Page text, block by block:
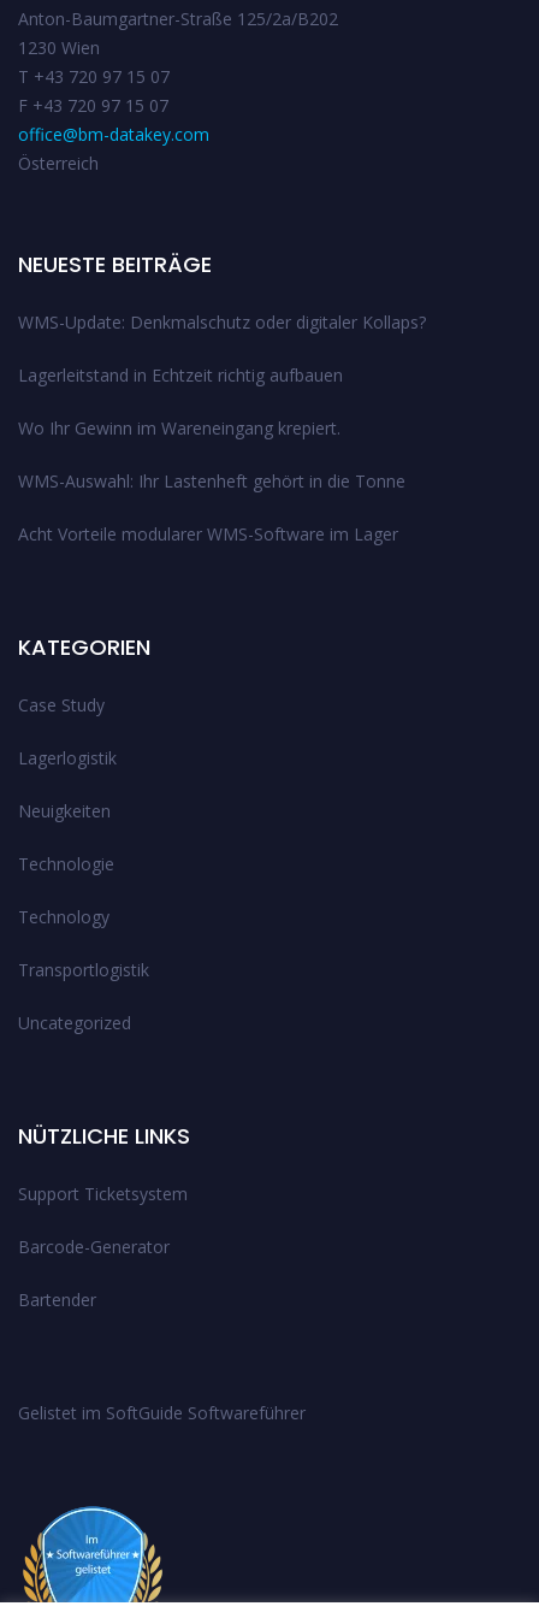
Anton-Baumgartner-Straße 125/2a/B202
1230 Wien
T +43 720 97 15 07
F +43 720 97 15 07
office@bm-datakey.com
Österreich
NEUESTE BEITRÄGE
WMS-Update: Denkmalschutz oder digitaler Kollaps?
Lagerleitstand in Echtzeit richtig aufbauen
Wo Ihr Gewinn im Wareneingang krepiert.
WMS-Auswahl: Ihr Lastenheft gehört in die Tonne
Acht Vorteile modularer WMS-Software im Lager
KATEGORIEN
Case Study
Lagerlogistik
Neuigkeiten
Technologie
Technology
Transportlogistik
Uncategorized
NÜTZLICHE LINKS
Support Ticketsystem
Barcode-Generator
Bartender
Gelistet im SoftGuide Softwareführer